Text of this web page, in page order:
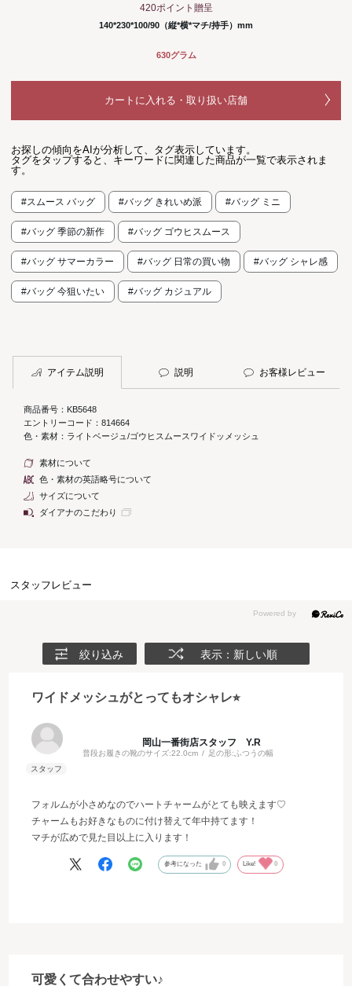
420ポイント贈呈
140*230*100/90（縦*横*マチ/持手）mm
630グラム
カートに入れる・取り扱い店舗
お探しの傾向をAIが分析して、タグ表示しています。
タグをタップすると、キーワードに関連した商品が一覧で表示されま
す。
#スムース バッグ #バッグ きれいめ派 #バッグ ミニ
#バッグ 季節の新作 #バッグ ゴウヒスムース
#バッグ サマーカラー #バッグ 日常の買い物 #バッグ シャレ感
#バッグ 今狙いたい #バッグ カジュアル
アイテム説明 説明 お客様レビュー
商品番号：KB5648
エントリーコード：814664
色・素材：ライトベージュ/ゴウヒスムースワイドッメッシュ
素材について
色・素材の英語略号について
サイズについて
ダイアナのこだわり
スタッフレビュー
絞り込み 表示：新しい順
ワイドメッシュがとってもオシャレ⭐︎
岡山一番街店スタッフ Y.R
普段お履きの靴のサイズ:22.0cm 足の形: ふつうの幅
フォルムが小さめなのでハートチャームがとても映えます♡
チャームもお好きなものに付け替えて年中持てます！
マチが広めで見た目以上に入ります！
参考になった 0 Like! 0
可愛くて合わせやすい♪